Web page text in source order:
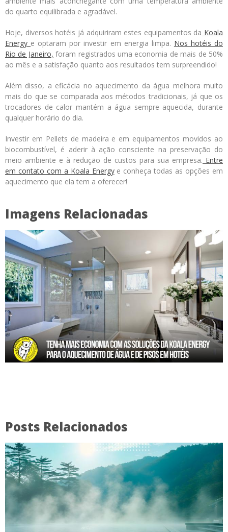
do quarto equilibrada e agradável.
Hoje, diversos hotéis já adquiriram estes equipamentos da Koala
Energy e optaram por investir em energia limpa. Nos hotéis do
Rio de Janeiro, foram registrados uma economia de mais de 50%
ao mês e a satisfação quanto aos resultados tem surpreendido!
Além disso, a eficácia no aquecimento da água melhora muito
mais do que se comparada aos métodos tradicionais, já que os
trocadores de calor mantém a água sempre aquecida, durante
qualquer horário do dia.
Investir em Pellets de madeira e em equipamentos movidos ao
biocombustível, é aderir à ação consciente na preservação do
meio ambiente e à redução de custos para sua empresa. Entre
em contato com a Koala Energye conheça todas as opções em
aquecimento que ela tem a oferecer!
Imagens Relacionadas
Posts Relacionados